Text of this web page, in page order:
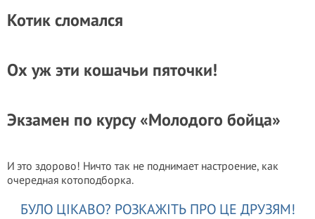
Котик сломался
Ох уж эти кошачьи пяточки!
Экзамен по курсу «Молодого бойца»
И это здорово! Ничто так не поднимает настроение, как
очередная котоподборка.
БУЛО ЦІКАВО? РОЗКАЖІТЬ ПРО ЦЕ ДРУЗЯМ!